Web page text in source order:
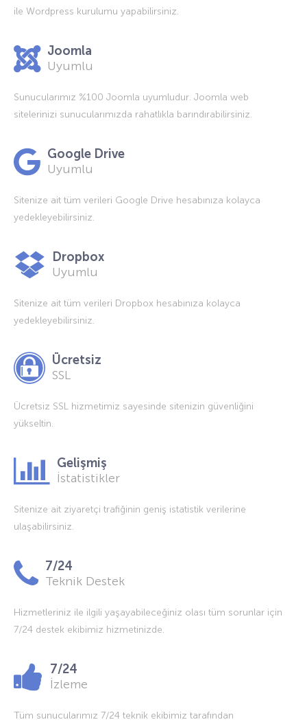
ile Wordpress kurulumu yapabilirsiniz.
Joomla
Uyumlu
Sunucularımız %100 Joomla uyumludur. Joomla web
sitelerinizi sunucularımızda rahatlıkla barındırabilirsiniz.
Google Drive
Uyumlu
Sitenize ait tüm verileri Google Drive hesabınıza kolayca
yedekleyebilirsiniz.
Dropbox
Uyumlu
Sitenize ait tüm verileri Dropbox hesabınıza kolayca
yedekleyebilirsiniz.
Ücretsiz
SSL
Ücretsiz SSL hizmetimiz sayesinde sitenizin güvenliğini
yükseltin.
Gelişmiş
İstatistikler
Sitenize ait ziyaretçi trafiğinin geniş istatistik verilerine
ulaşabilirsiniz.
7/24
Teknik Destek
Hizmetleriniz ile ilgili yaşayabileceğiniz olası tüm sorunlar için
7/24 destek ekibimiz hizmetinizde.
7/24
İzleme
Tüm sunucularımız 7/24 teknik ekibimiz tarafından